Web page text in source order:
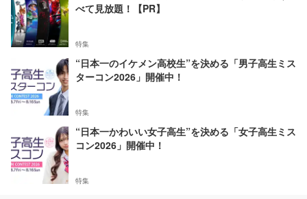
べて見放題！【PR】
特集
“日本一のイケメン高校生”を決める「男子高生ミス
ターコン2026」開催中！
特集
“日本一かわいい女子高生”を決める「女子高生ミス
コン2026」開催中！
特集